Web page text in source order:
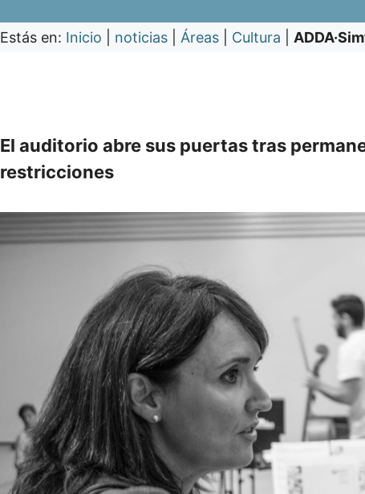
Estás en: Inicio noticias Áreas Cultura
El auditorio abre sus puertas tras
restricciones